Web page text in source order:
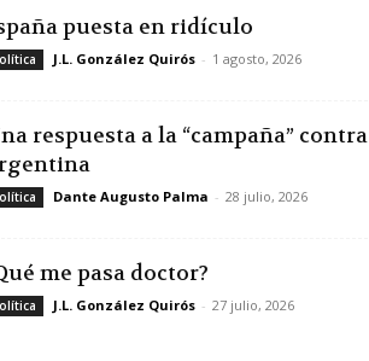
puesta en ridículo
J.L. González Quirós - 1 agosto, 2026
respuesta a la “campaña” contra
Dante Augusto Palma - 28 julio, 2026
me pasa doctor?
J.L. González Quirós - 27 julio, 2026